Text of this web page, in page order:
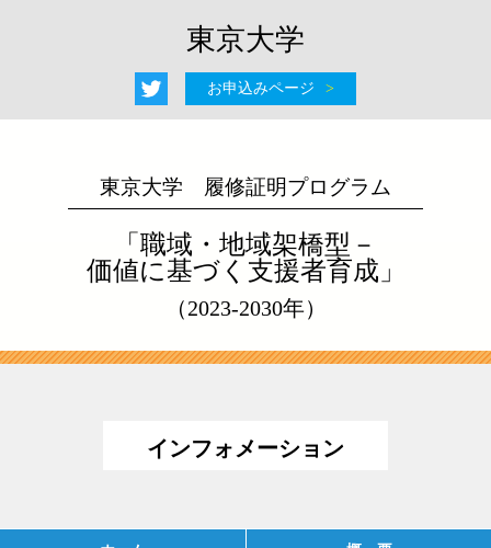
東京大学
お申込みページ
東京大学 履修証明プログラム
「職域・地域架橋型－
価値に基づく支援者育成」
（2023-2030年）
インフォメーション